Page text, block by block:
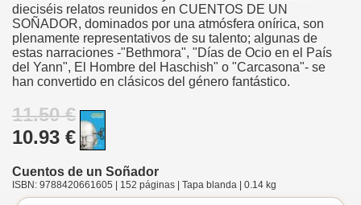
dieciséis relatos reunidos en CUENTOS DE UN
SOÑADOR, dominados por una atmósfera onírica, son
plenamente representativos de su talento; algunas de
estas narraciones -"Bethmora", "Días de Ocio en el País
del Yann", El Hombre del Haschish" o "Carcasona"- se
han convertido en clásicos del género fantástico.
11.50 €
10.93 €
Cuentos de un Soñador
ISBN: 9788420661605 | 152 páginas | Tapa blanda | 0.14 kg